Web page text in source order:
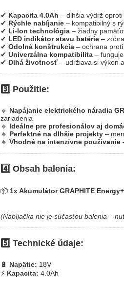
✔ Kapacita 4.0Ah – dlhšia výdrž
✔ Rýchle nabíjanie – kompatibilný s
✔ Li-Ion technológia – žiadny
✔ LED indikátor stavu batérie –
✔ Odolná konštrukcia – ochrana
✔ Univerzálna kompatibilita –
✔ Dlhá životnosť – udržiava si výkon
3️⃣ Použitie:
🔹 Napájanie elektrického náradia
zariadenia
🔹 Ideálne pre profesionálov aj
🔹 Perfektné na dlhšie projekty –
🔹 Vhodné na intenzívne používanie
4️⃣ Obsah balenia:
📦 1x Akumulátor GRAPHITE
(Nabíjačka nie je súčasťou balenia –
5️⃣ Technické údaje:
🔋 Napätie: 18V
⚡ Kapacita: 4.0Ah